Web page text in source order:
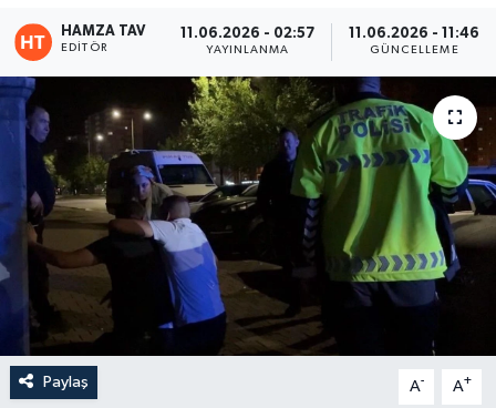
HAMZA TAV
EDITÖR
11.06.2026 - 02:57
YAYINLANMA
11.06.2026 - 11:46
GÜNCELLEME
Paylaş A- A+
Resmi İlan